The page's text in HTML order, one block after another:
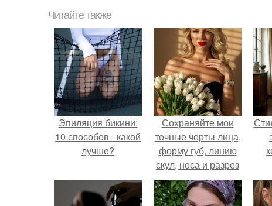
Читайте также
Эпиляция бикини:
10 способов - какой
лучше?
Сохраняйте мои
точные черты лица,
форму губ, линию
скул, носа и разрез
глаз.